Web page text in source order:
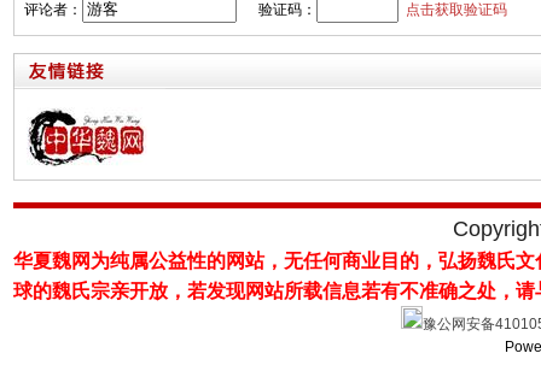
评论者： 验证码： 点击获取验证码
华夏魏网为纯属公益性的网站，无任何商业目的，弘扬魏氏
球的魏氏宗亲开放，若发现网站所载信息若有不准确之处，
豫公网安备